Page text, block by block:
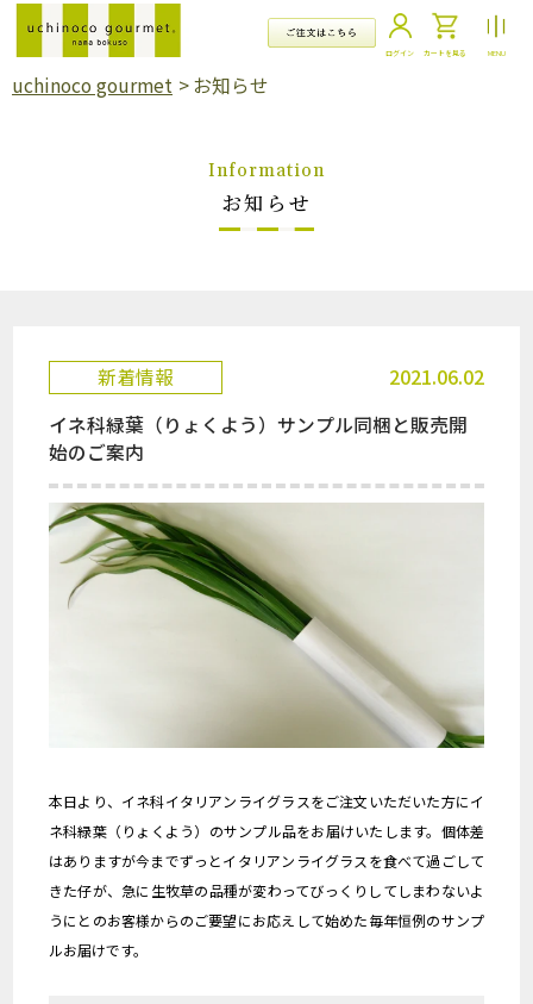
ツ
ログイン カートを見る MENU
uchinoco gourmet >お知らせ
Information
お知らせ
新着情報
イネ科緑葉（りょくよう）サンプル同梱と販売開
始のご案内
2021.06.02
本日より、イネ科イタリアンライグラスをご注文いただいた方にイ
ネ科緑葉（りょくよう）のサンプル品をお届けいたします。個体差
はありますが今までずっとイタリアンライグラスを食べて過ごして
きた仔が、急に生牧草の品種が変わってびっくりしてしまわないよ
うにとのお客様からのご要望にお応えして始めた毎年恒例のサンプ
ルお届けです。